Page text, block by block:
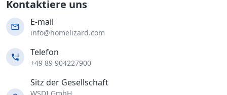
Kontaktiere uns
E-mail
info@homelizard.com
Telefon
+49 89 904227900
Sitz der Gesellschaft